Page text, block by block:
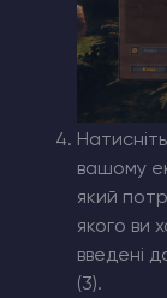
Натисніть
вашому
який
якого ви
введені
(3).